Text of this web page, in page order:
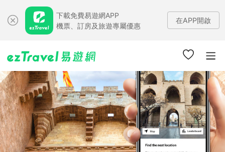
下載免費易遊網APP
機票、訂房及旅遊專屬優惠
在APP開啟